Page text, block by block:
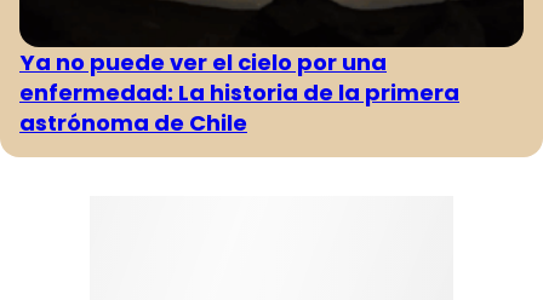
Ya no puede ver el cielo por una
enfermedad: La historia de la primera
astrónoma de Chile